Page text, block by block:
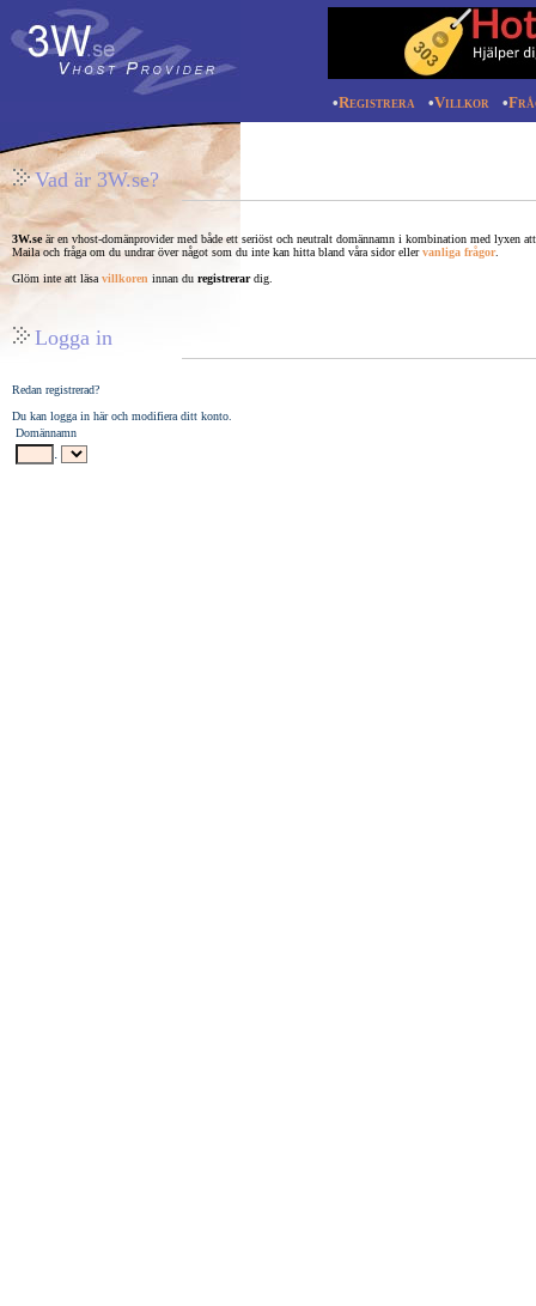
•Registrera •Villkor •
Vad är 3W.se?
3W.seär en vhost-domänprovider med både ett seriöst och neutralt domännamn i kombination med lyxen
Maila och fråga om du undrar över något som du inte kan hitta bland våra sidor ellervanliga frågor.
Glöm inte att läsa villkoren innan du registrerardig.
Logga in
Redan registrerad?
Du kan logga in här och modifiera ditt konto.
Domännamn
.